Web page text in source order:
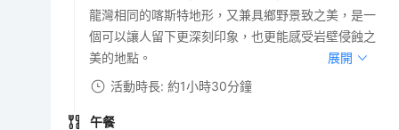
龍灣相同的喀斯特地形，又兼具鄉野景致之美，是一
個可以讓人留下更深刻印象，也更能感受岩壁侵蝕之
美的地點。
展開
活動時長: 約1小時30分鐘
午餐